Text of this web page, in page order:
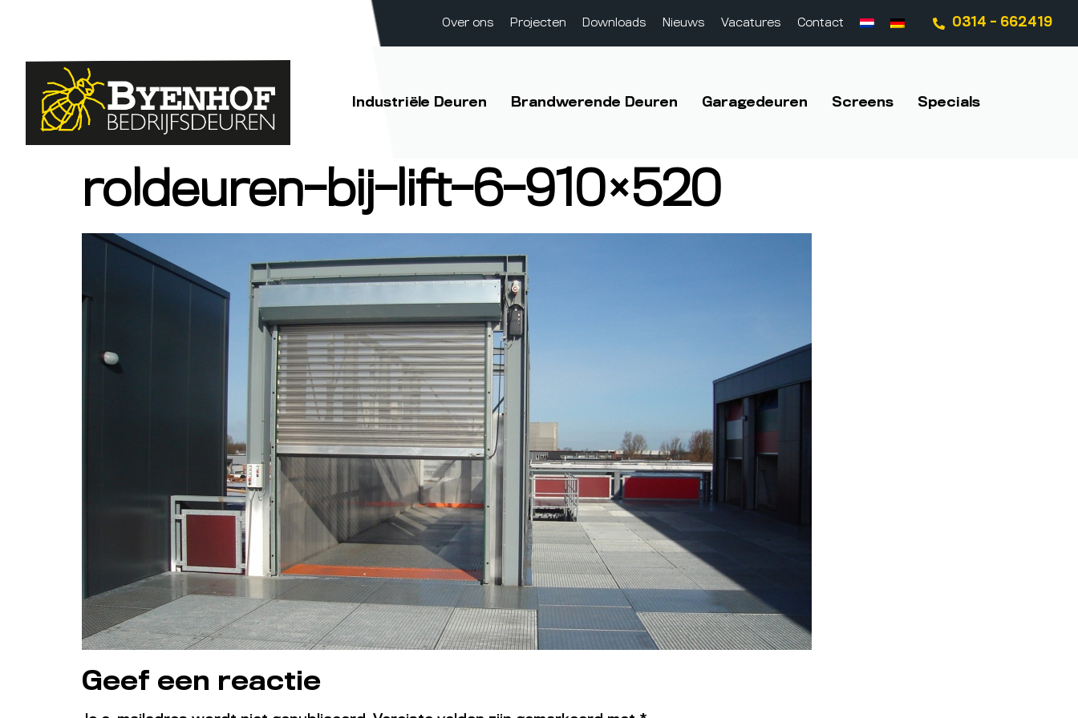
Over ons Projecten Downloads Nieuws Vacatures Contact 0314 - 662419
Industriële Deuren Brandwerende Deuren Garagedeuren Screens Specials
roldeuren-bij-lift-6-910×520
Geef een reactie